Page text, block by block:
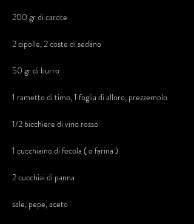
200 gr di carote
2 cipolle, 2 coste di sedano
50 gr di burro
1 rametto di timo, 1 foglia di alloro, prezzemolo
1/2 bicchiere di vino rosso
1 cucchiaino di fecola ( o farina )
2 cucchiai di panna
sale, pepe, aceto